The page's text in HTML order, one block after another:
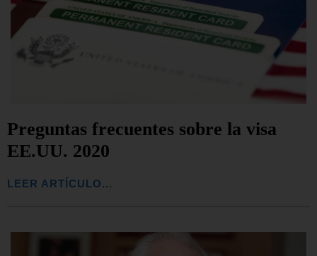
Preguntas frecuentes sobre la visa
EE.UU. 2020
LEER ARTÍCULO...